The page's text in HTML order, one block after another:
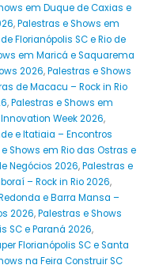
em Duque de Caxias e
,Palestras e Shows em
Florianópolis SC e Rio de
em Maricá e Saquarema
2026,Palestras e Shows
de Macacu – Rock in Rio
,Palestras e Shows em
Week 2026,
e Itatiaia – Encontros
Shows em Rio das Ostras e
Negócios 2026,Palestras e
– Rock in Rio 2026,
e Barra Mansa –
2026,Palestras e Shows
SC e Paraná 2026,
Florianópolis SC e Santa
na Feira Construir SC